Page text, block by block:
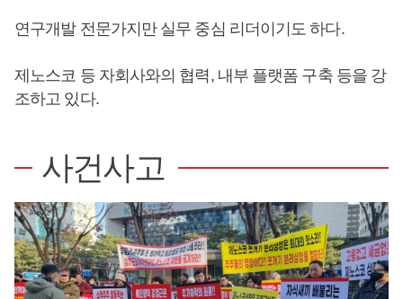
연구개발 전문가지만 실무 중심 리더이기도 하다.
제노스코 등 자회사와의 협력, 내부 플랫폼 구축 등을 강
조하고 있다.
사건사고